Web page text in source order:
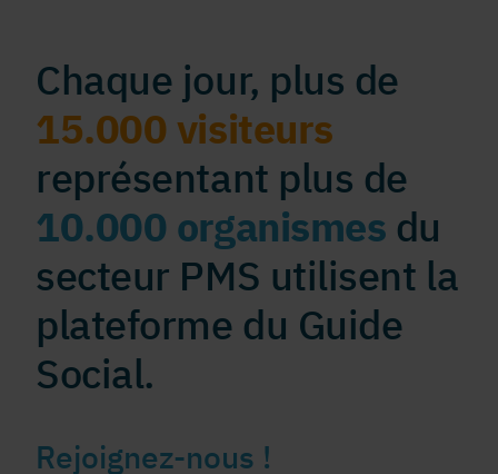
Chaque jour, plus de
15.000 visiteurs
représentant plus de
10.000 organismes du
secteur PMS utilisent la
plateforme du Guide
Social.
Rejoignez-nous !